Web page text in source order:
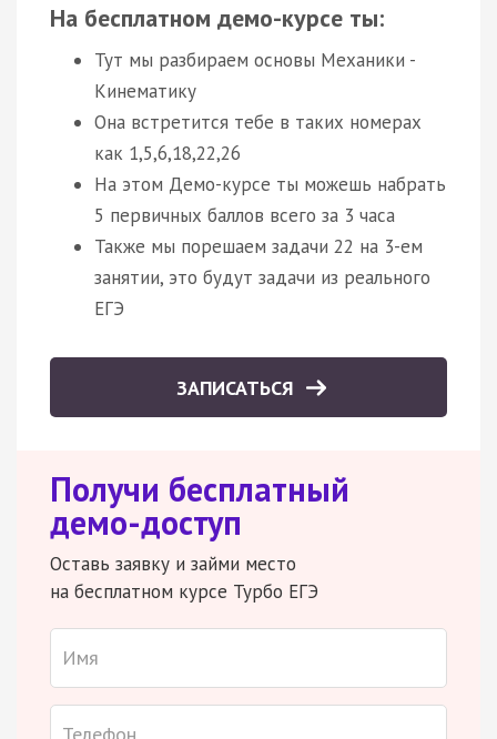
На бесплатном демо-курсе ты:
Тут мы разбираем основы Механики -
Кинематику
Она встретится тебе в таких номерах
как 1,5,6,18,22,26
На этом Демо-курсе ты можешь набрать
5 первичных баллов всего за 3 часа
Также мы порешаем задачи 22 на 3-ем
занятии, это будут задачи из реального
ЕГЭ
ЗАПИСАТЬСЯ
Получи бесплатный
демо-доступ
Оставь заявку и займи место
на бесплатном курсе Турбо ЕГЭ